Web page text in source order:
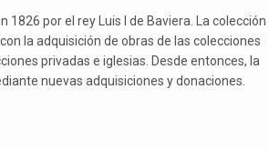
por el rey Luis I de Baviera. La colección
la adquisición de obras de las colecciones
privadas e iglesias. Desde entonces, la
nuevas adquisiciones y donaciones.